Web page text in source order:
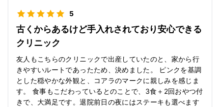
5
古くからあるけど手入れされており安心できる
クリニック
友人もこちらのクリニックで出産していたのと、家から行
きやすいルートであったため、決めました。 ピンクを基調
とした穏やかな外観と、コアラのマークに親しみを感じま
す。 食事もこだわっているとのことで、3食＋2回おやつ付
きで、大満足です。退院前日の夜にはステーキも選べます